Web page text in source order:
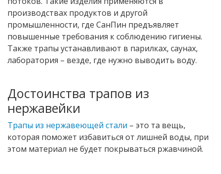
производствах продуктов и другой
промышленности, где СанПин предъявляет
повышенные требования к соблюдению гигиены.
Также трапы устанавливают в парилках, саунах,
лаборатория – везде, где нужно выводить воду.
Достоинства трапов из
нержавейки
Трапы из нержавеющей стали – это та вещь,
которая поможет избавиться от лишней воды, при
этом материал не будет покрываться ржавчиной.